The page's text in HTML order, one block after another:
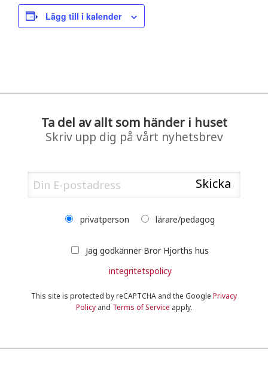
Lägg till i kalender
Ta del av allt som händer i huset
Skriv upp dig på vårt nyhetsbrev
privatperson lärare/pedagog
Jag godkänner Bror Hjorths hus
integritetspolicy
This site is protected by reCAPTCHA and the Google Privacy
Policyand Terms of Service apply.